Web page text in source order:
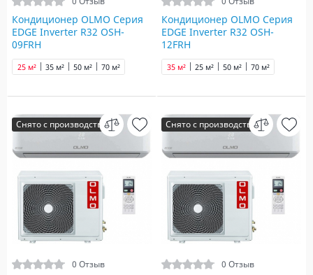
Кондиционер OLMO Серия
EDGE Inverter R32 OSH-
09FRH
25 м² 35 м² 50 м² 70 м²
Кондиционер OLMO Серия
EDGE Inverter R32 OSH-
12FRH
25 м²
35 м² 50 м² 70 м²
Снято с производства
0 Отзыв
Снято с производства
0 Отзыв